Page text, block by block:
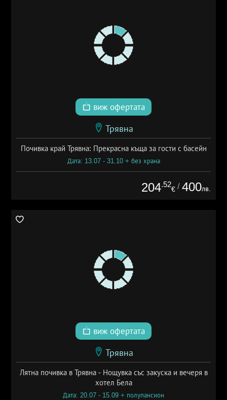
виж офертата
Трявна
Почивка край Трявна: Прекрасна къща за гости с басейн
Дата: 13.07 - 31.10 + без храна
204.52
€ / 400лв.
виж офертата
Трявна
Лятна почивка в Трявна - Нощувка със закуска и вечеря в
хотел Бела
Дата: 20.07 - 15.09 + полупансион